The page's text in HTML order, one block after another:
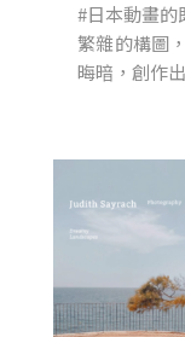
#日本動畫的
繁雜的構圖
晦暗，創作